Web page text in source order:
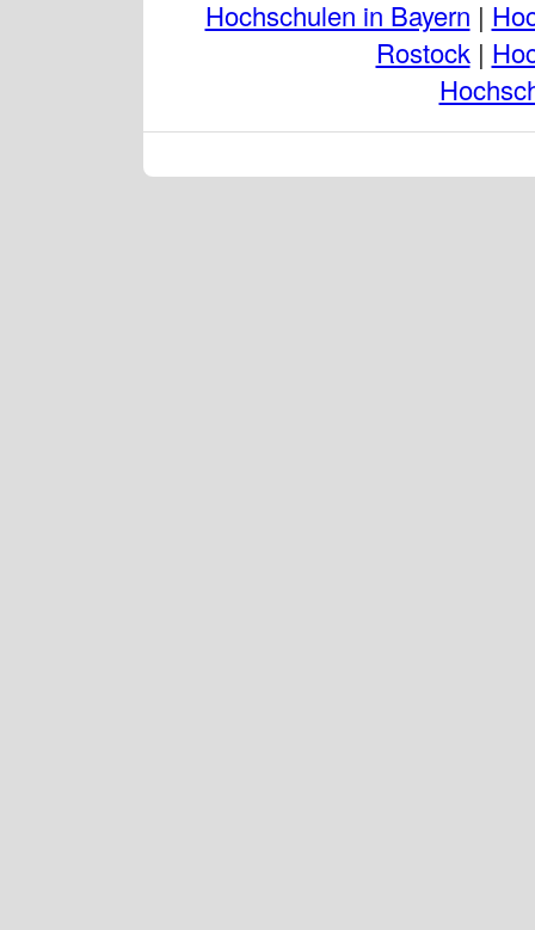
Hochschulen in Bayern |
Rostock|